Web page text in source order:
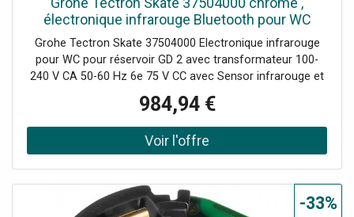
électronique infrarouge Bluetooth pour WC
Grohe Tectron Skate 37504000 Electronique infrarouge
pour WC pour réservoir GD 2 avec transformateur 100-
240 V CA 50-60 Hz 6e 75 V CC avec Sensor infrarouge et
module bluetooth pour communication bidirectionnelle
avec de nombreux choix Fonctions de réglage et de
service avec actionnement manuel supplémentaire
Surface StarLight Panneau avant 156 x 197 mm
surveillance protégée par mot de passe L'application
reconnaît automatiquement tous les produits dans la
984,94 €
-33%